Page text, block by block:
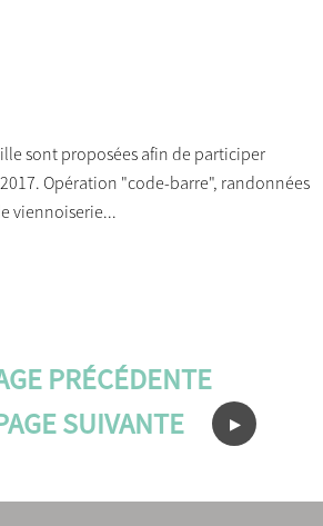
sont proposées afin de participer
Opération "code-barre", randonnées
viennoiserie...
PRÉCÉDENTE
SUIVANTE